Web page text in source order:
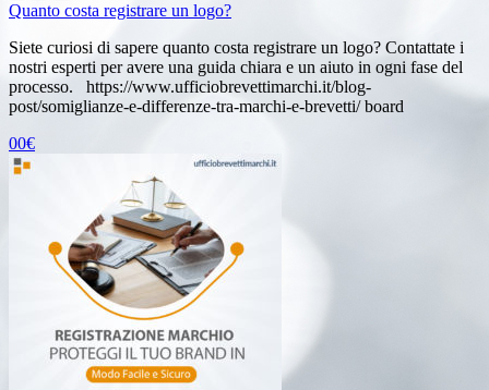
Quanto costa registrare un logo?
Siete curiosi di sapere quanto costa registrare un logo? Contattate i
nostri esperti per avere una guida chiara e un aiuto in ogni fase del
processo. https://www.ufficiobrevettimarchi.it/blog-
post/somiglianze-e-differenze-tra-marchi-e-brevetti/ board
00€